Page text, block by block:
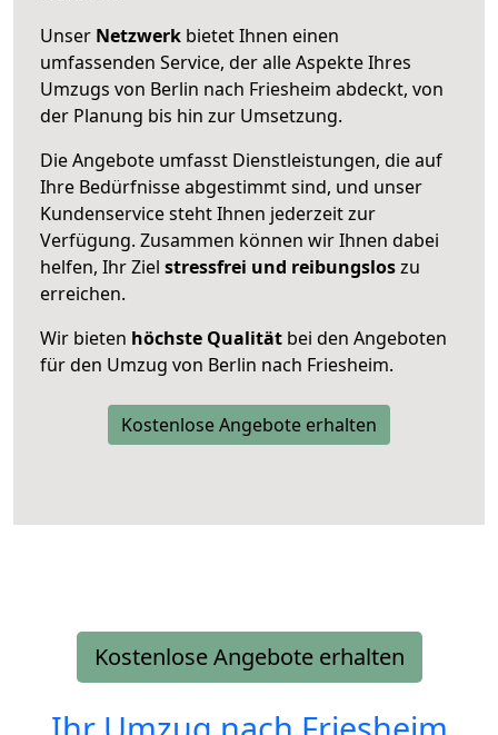
Unser Netzwerk bietet Ihnen einen
umfassenden Service, der alle Aspekte Ihres
Umzugs von Berlin nach Friesheim abdeckt, von
der Planung bis hin zur Umsetzung.
Die Angebote umfasst Dienstleistungen, die auf
Ihre Bedürfnisse abgestimmt sind, und unser
Kundenservice steht Ihnen jederzeit zur
Verfügung. Zusammen können wir Ihnen dabei
helfen, Ihr Ziel stressfrei und reibungsloszu
erreichen.
Wir bieten höchste Qualität bei den Angeboten
für den Umzug von Berlin nach Friesheim.
Kostenlose Angebote erhalten
Kostenlose Angebote erhalten